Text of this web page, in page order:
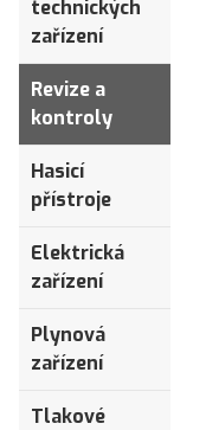
technických
zařízení
Revize a
kontroly
Hasicí
přístroje
Elektrická
zařízení
Plynová
zařízení
Tlakové